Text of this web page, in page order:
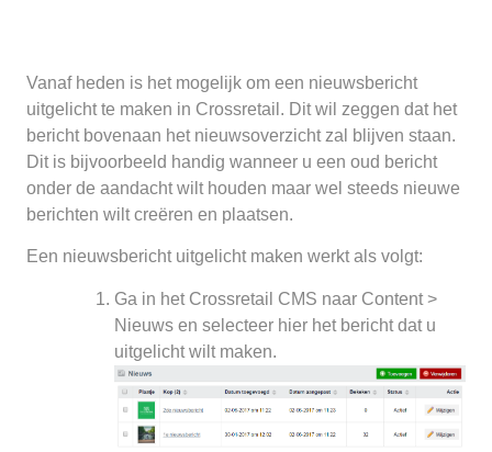
Vanaf heden is het mogelijk om een nieuwsbericht
uitgelicht te maken in Crossretail. Dit wil zeggen dat het
bericht bovenaan het nieuwsoverzicht zal blijven staan.
Dit is bijvoorbeeld handig wanneer u een oud bericht
onder de aandacht wilt houden maar wel steeds nieuwe
berichten wilt creëren en plaatsen.
Een nieuwsbericht uitgelicht maken werkt als volgt:
Ga in het Crossretail CMS naar Content >
Nieuws en selecteer hier het bericht dat u
uitgelicht wilt maken.